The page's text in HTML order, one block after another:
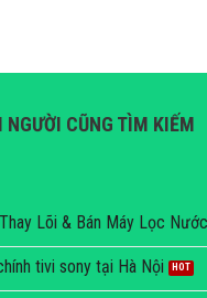
NGƯỜI CŨNG TÌM KIẾM
Thay Lõi & Bán Máy Lọc
tivi sony tại Hà Nội